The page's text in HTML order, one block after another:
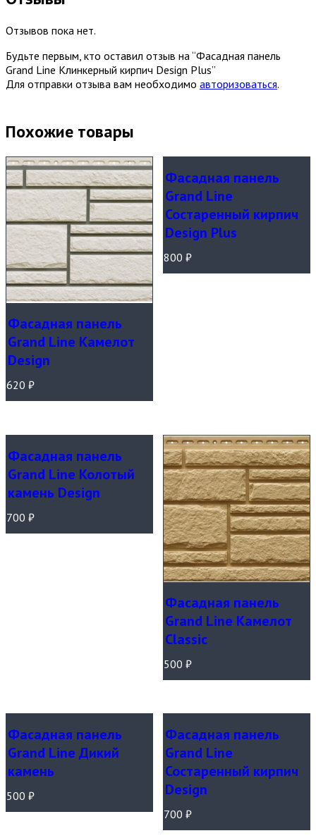
Отзывов пока нет.
Будьте первым, кто оставил отзыв на “Фасадная панель
Grand Line Клинкерный кирпич Design Plus”
Для отправки отзыва вам необходимо авторизоваться.
Похожие товары
Фасадная панель
Grand Line Камелот
Design
620 ₽
Фасадная панель
Grand Line
Состаренный кирпич
Design Plus
800 ₽
Фасадная панель
Grand Line Колотый
камень Design
700 ₽
Фасадная панель
Grand Line Камелот
Classic
500 ₽
Фасадная панель
Grand Line Дикий
камень
500 ₽
Фасадная панель
Grand Line
Состаренный кирпич
Design
700 ₽